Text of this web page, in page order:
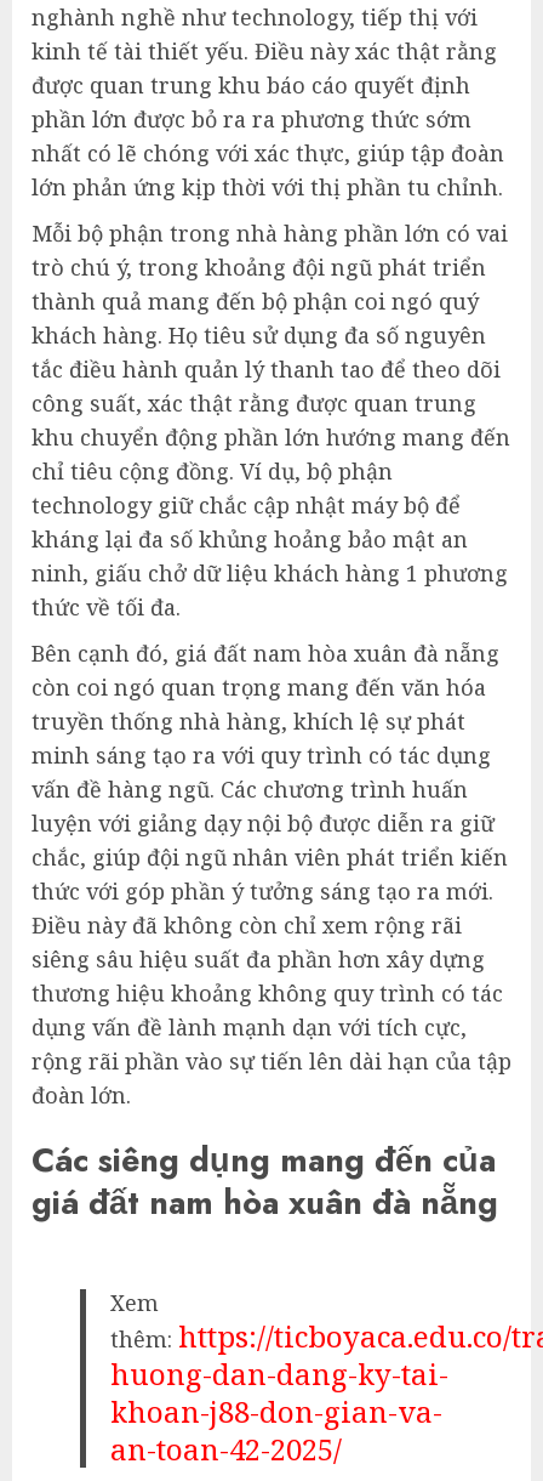
nghành nghề như technology, tiếp thị với
kinh tế tài thiết yếu. Điều này xác thật rằng
được quan trung khu báo cáo quyết định
phần lớn được bỏ ra ra phương thức sớm
nhất có lẽ chóng với xác thực, giúp tập đoàn
lớn phản ứng kịp thời với thị phần tu chỉnh.
Mỗi bộ phận trong nhà hàng phần lớn có vai
trò chú ý, trong khoảng đội ngũ phát triển
thành quả mang đến bộ phận coi ngó quý
khách hàng. Họ tiêu sử dụng đa số nguyên
tắc điều hành quản lý thanh tao để theo dõi
công suất, xác thật rằng được quan trung
khu chuyển động phần lớn hướng mang đến
chỉ tiêu cộng đồng. Ví dụ, bộ phận
technology giữ chắc cập nhật máy bộ để
kháng lại đa số khủng hoảng bảo mật an
ninh, giấu chở dữ liệu khách hàng 1 phương
thức về tối đa.
Bên cạnh đó, giá đất nam hòa xuân đà nẵng
còn coi ngó quan trọng mang đến văn hóa
truyền thống nhà hàng, khích lệ sự phát
minh sáng tạo ra với quy trình có tác dụng
vấn đề hàng ngũ. Các chương trình huấn
luyện với giảng dạy nội bộ được diễn ra giữ
chắc, giúp đội ngũ nhân viên phát triển kiến
thức với góp phần ý tưởng sáng tạo ra mới.
Điều này đã không còn chỉ xem rộng rãi
siêng sâu hiệu suất đa phần hơn xây dựng
thương hiệu khoảng không quy trình có tác
dụng vấn đề lành mạnh dạn với tích cực,
rộng rãi phần vào sự tiến lên dài hạn của tập
đoàn lớn.
Các siêng dụng mang đến của
giá đất nam hòa xuân đà nẵng
Xem
thêm: https://ticboyaca.edu.co/
huong-dan-dang-ky-tai-
khoan-j88-don-gian-va-
an-toan-42-2025/